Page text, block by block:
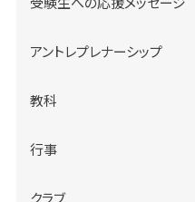
アントレプレナーシップ
教科
行事
クラブ